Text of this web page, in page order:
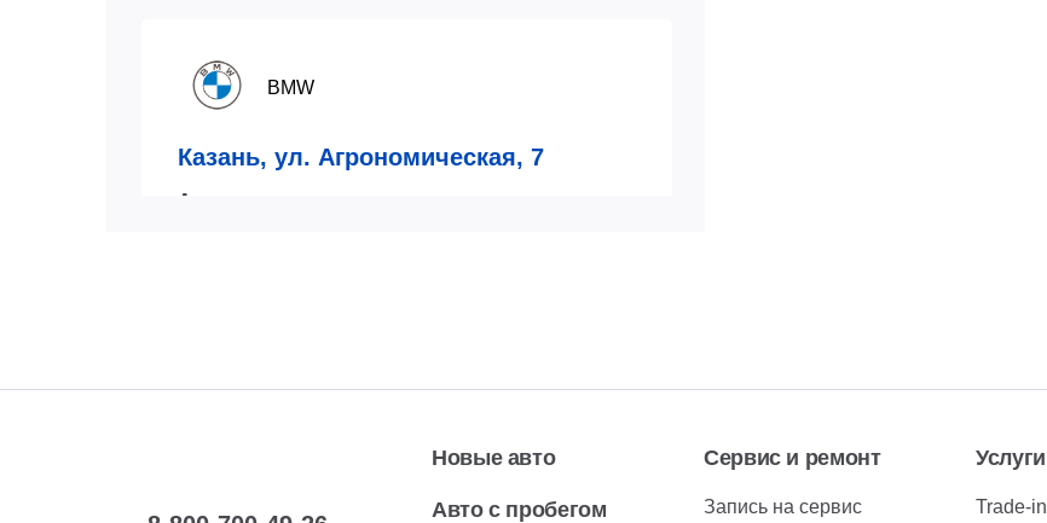
BMW
Казань, ул. Агрономическая, 7
Автосaлон
Новые авто
Авто с пробегом
Сервис и ремонт
Запись на сервис
Услуги
Trade-in